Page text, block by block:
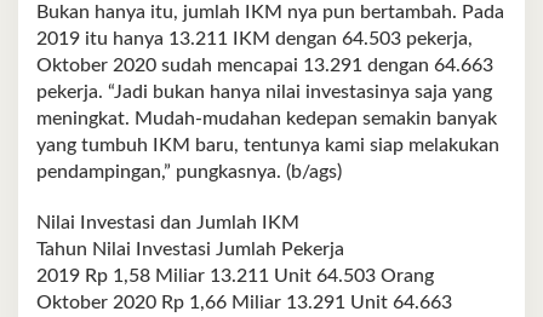
Bukan hanya itu, jumlah IKM nya pun bertambah. Pada
2019 itu hanya 13.211 IKM dengan 64.503 pekerja,
Oktober 2020 sudah mencapai 13.291 dengan 64.663
pekerja. “Jadi bukan hanya nilai investasinya saja yang
meningkat. Mudah-mudahan kedepan semakin banyak
yang tumbuh IKM baru, tentunya kami siap melakukan
pendampingan,” pungkasnya. (b/ags)
Nilai Investasi dan Jumlah IKM
Tahun Nilai Investasi Jumlah Pekerja
2019 Rp 1,58 Miliar 13.211 Unit 64.503 Orang
Oktober 2020 Rp 1,66 Miliar 13.291 Unit 64.663